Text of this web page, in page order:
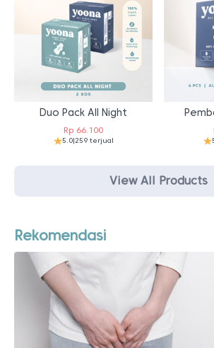
Duo Pack All Night
Rp 66.100
5.0|259 terjual
View All Products
Rekomendasi